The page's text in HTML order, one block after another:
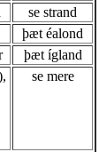
se strand
þæt éalond
þæt ígland
se mere